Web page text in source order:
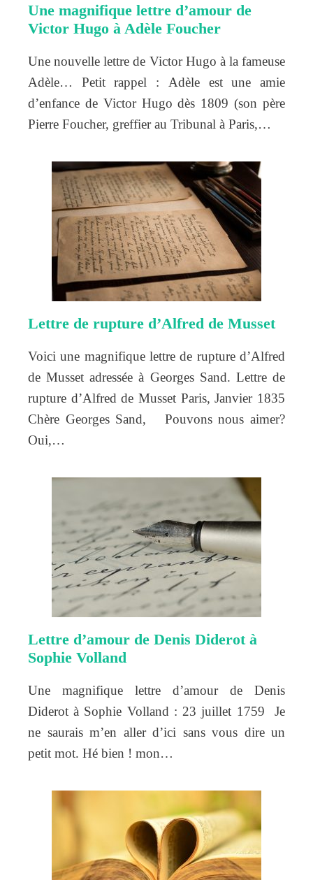
Une magnifique lettre d’amour de
Victor Hugo à Adèle Foucher
Une nouvelle lettre de Victor Hugo à la fameuse
Adèle… Petit rappel : Adèle est une amie
d’enfance de Victor Hugo dès 1809 (son père
Pierre Foucher, greffier au Tribunal à Paris,…
Lettre de rupture d’Alfred de Musset
Voici une magnifique lettre de rupture d’Alfred
de Musset adressée à Georges Sand. Lettre de
rupture d’Alfred de Musset Paris, Janvier 1835
Chère Georges Sand, Pouvons nous aimer?
Oui,…
Lettre d’amour de Denis Diderot à
Sophie Volland
Une magnifique lettre d’amour de Denis
Diderot à Sophie Volland : 23 juillet 1759 Je
ne saurais m’en aller d’ici sans vous dire un
petit mot. Hé bien ! mon…